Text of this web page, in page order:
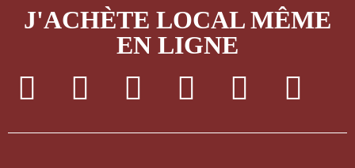
J'ACHÈTE LOCAL MÊME
EN LIGNE